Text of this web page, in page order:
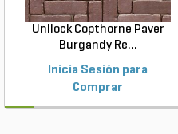
Unilock Copthorne Paver
Burgandy Re...
Inicia Sesión para
Comprar